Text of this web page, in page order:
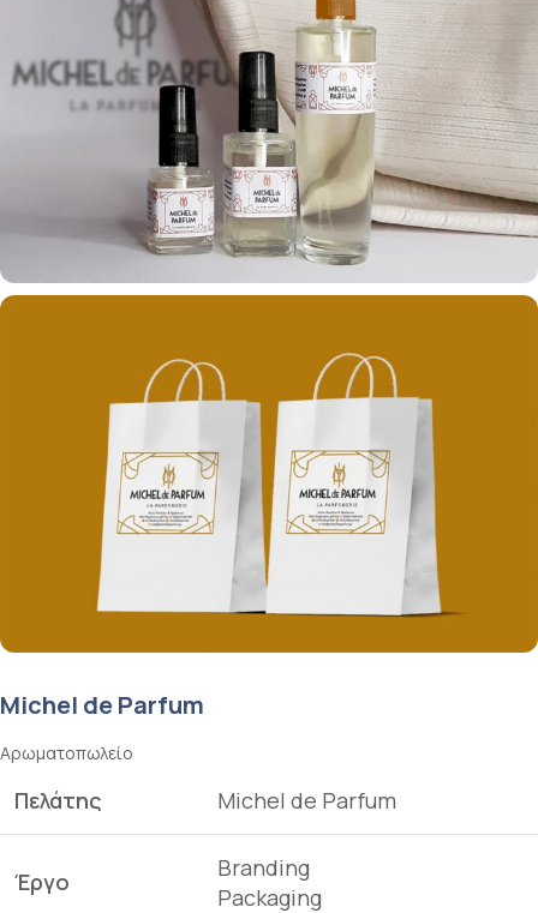
Michel de Parfum
Αρωματοπωλείο
Πελάτης Michel de Parfum
Έργο
Branding
Packaging